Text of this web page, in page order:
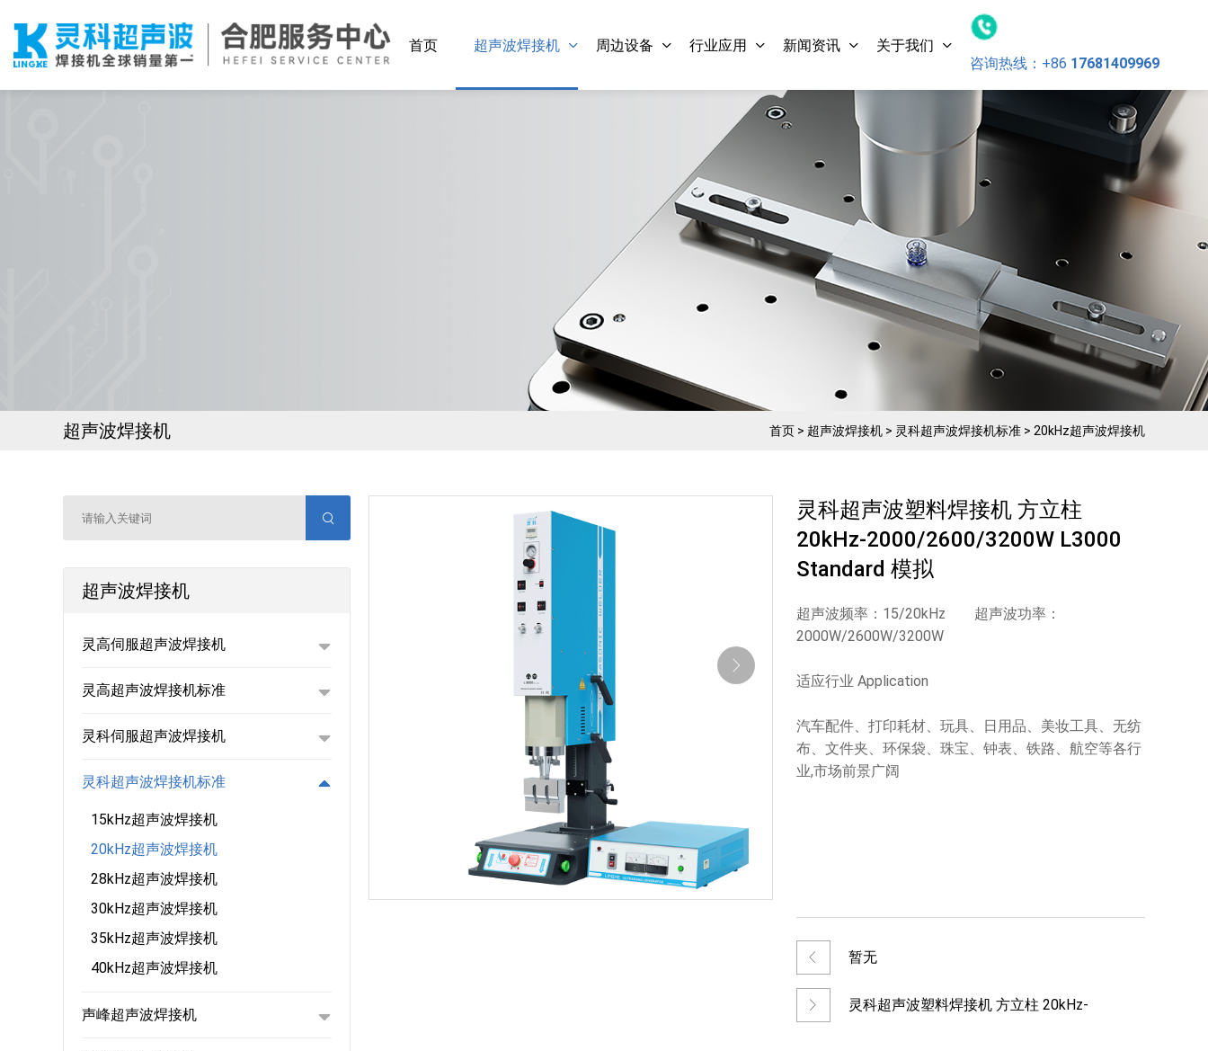
首页 超声波焊接机 周边设备 行业应用 新闻资讯
关于我们
咨询热线： +86 17681409969
超声波焊接机 首页 > 超声波焊接机 > 灵科超声波焊接机标准 > 20kHz超声波焊接机
超声波焊接机
灵高伺服超声波焊接机
灵高超声波焊接机标准
灵科伺服超声波焊接机
灵科超声波焊接机标准
15kHz超声波焊接机
20kHz超声波焊接机
28kHz超声波焊接机
30kHz超声波焊接机
35kHz超声波焊接机
40kHz超声波焊接机
声峰超声波焊接机
灵科超声波塑料焊接机 方立柱
20kHz-2000/2600/3200W L3000
Standard 模拟
超声波频率：15/20kHz 超声波功率：
2000W/2600W/3200W
适应行业 Application
汽车配件、打印耗材、玩具、日用品、美妆工具、无纺
布、文件夹、环保袋、珠宝、钟表、铁路、航空等各行
业,市场前景广阔
暂无
灵科超声波塑料焊接机 方立柱 20kHz-